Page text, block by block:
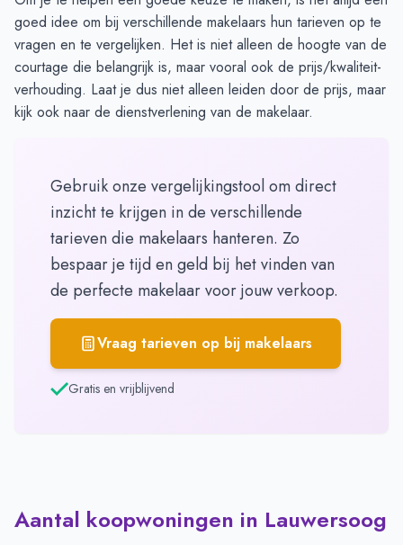
goed idee om bij verschillende makelaars hun tarieven op te
vragen en te vergelijken. Het is niet alleen de hoogte van de
courtage die belangrijk is, maar vooral ook de prijs/kwaliteit-
verhouding. Laat je dus niet alleen leiden door de prijs, maar
kijk ook naar de dienstverlening van de makelaar.
Gebruik onze vergelijkingstool om direct
inzicht te krijgen in de verschillende
tarieven die makelaars hanteren. Zo
bespaar je tijd en geld bij het vinden van
de perfecte makelaar voor jouw verkoop.
Vraag tarieven op bij makelaars
Gratis en vrijblijvend
Aantal koopwoningen in Lauwersoog